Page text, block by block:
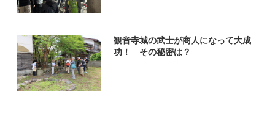
観音寺城の武士が商人になって大成
功！ その秘密は？